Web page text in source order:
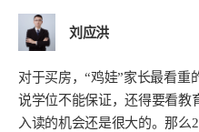
刘应洪
对于买房，“鸡娃”家长最看重
说学位不能保证，还得要看教
入读的机会还是很大的。那么